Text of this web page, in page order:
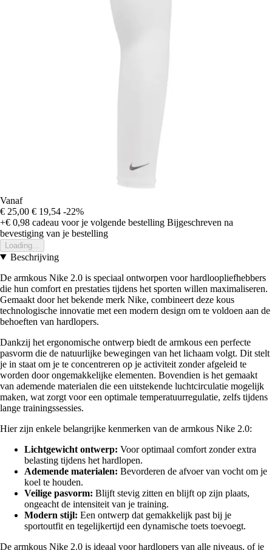
Vanaf
€ 25,00 € 19,54 -22%
+€ 0,98 cadeau voor je volgende bestelling Bijgeschreven na
bevestiging van je bestelling
Loading...
Beschrijving
De armkous Nike 2.0 is speciaal ontworpen voor hardloopliefhebbers
die hun comfort en prestaties tijdens het sporten willen maximaliseren.
Gemaakt door het bekende merk Nike, combineert deze kous
technologische innovatie met een modern design om te voldoen aan de
behoeften van hardlopers.
Dankzij het ergonomische ontwerp biedt de armkous een perfecte
pasvorm die de natuurlijke bewegingen van het lichaam volgt. Dit stelt
je in staat om je te concentreren op je activiteit zonder afgeleid te
worden door ongemakkelijke elementen. Bovendien is het gemaakt
van ademende materialen die een uitstekende luchtcirculatie mogelijk
maken, wat zorgt voor een optimale temperatuurregulatie, zelfs tijdens
lange trainingssessies.
Hier zijn enkele belangrijke kenmerken van de armkous Nike 2.0:
Lichtgewicht ontwerp: Voor optimaal comfort zonder extra
belasting tijdens het hardlopen.
Ademende materialen: Bevorderen de afvoer van vocht om je
koel te houden.
Veilige pasvorm: Blijft stevig zitten en blijft op zijn plaats,
ongeacht de intensiteit van je training.
Modern stijl: Een ontwerp dat gemakkelijk past bij je
sportoutfit en tegelijkertijd een dynamische toets toevoegt.
De armkous Nike 2.0 is ideaal voor hardlopers van alle niveaus, of je